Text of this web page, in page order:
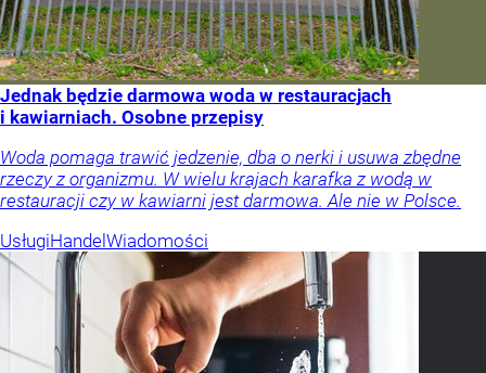
Jednak będzie darmowa woda w restauracjach
i kawiarniach. Osobne przepisy
Woda pomaga trawić jedzenie, dba o nerki i usuwa zbędne
rzeczy z organizmu. W wielu krajach karafka z wodą w
restauracji czy w kawiarni jest darmowa. Ale nie w Polsce.
UsługiHandelWiadomości